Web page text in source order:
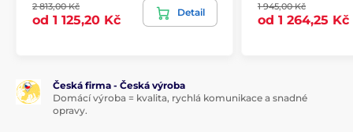
2 813,00 Kč
od 1 125,20 Kč
Detail 1 945,00 Kč
od 1 264,25 Kč
Česká firma - Česká výroba
Domácí výroba = kvalita, rychlá komunikace a snadné
opravy.